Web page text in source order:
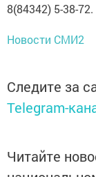
8(84342) 5-38-72.
Новости СМИ2
Следите за
Telegram-
Читайте